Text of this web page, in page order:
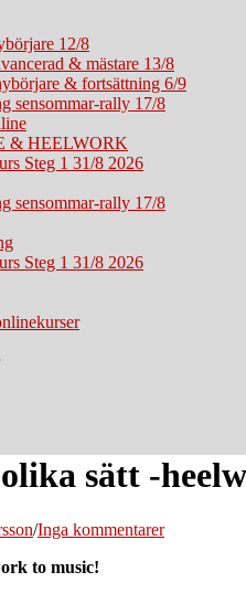
12/8
& mästare 13/8
& fortsättning 6/9
sensommar-rally 17/8
& HEELWORK
Steg 1 31/8 2026
sensommar-rally 17/8
Steg 1 31/8 2026
sätt -
/Inga kommentarer
to music!